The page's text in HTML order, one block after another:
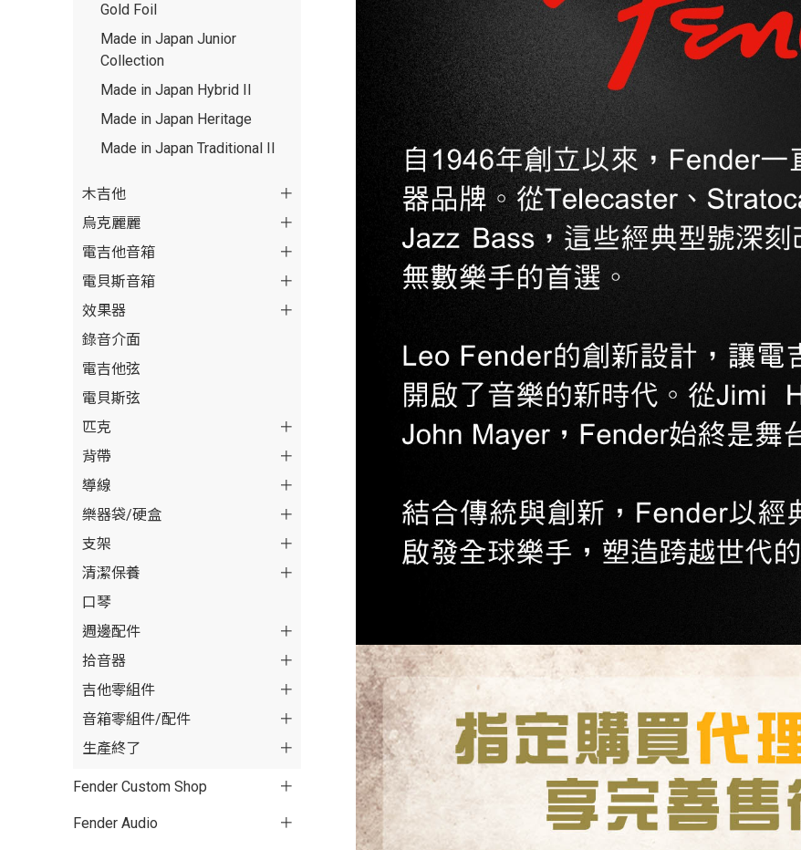
Gold Foil
Made in Japan Junior
Collection
Made in Japan Hybrid II
Made in Japan Heritage
Made in Japan Traditional II
木吉他
烏克麗麗
電吉他音箱
電貝斯音箱
效果器
錄音介面
電吉他弦
電貝斯弦
匹克
背帶
導線
樂器袋/硬盒
支架
清潔保養
口琴
週邊配件
拾音器
吉他零組件
音箱零組件/配件
生產終了
Fender Custom Shop
Fender Audio